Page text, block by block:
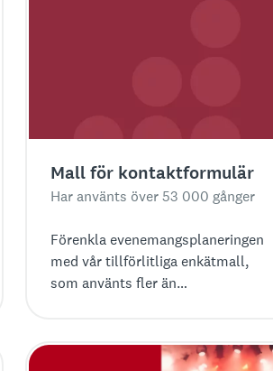
Mall för kontaktformulär
Har använts över 53 000 gånger
Förenkla evenemangsplaneringen
med vår tillförlitliga enkätmall,
som använts fler än